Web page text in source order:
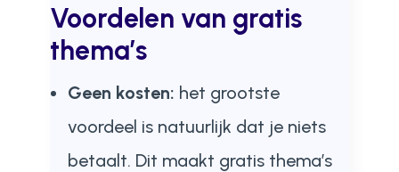
Voordelen van gratis
thema’s
Geen kosten: het grootste
voordeel is natuurlijk dat je niets
betaalt. Dit maakt gratis thema’s